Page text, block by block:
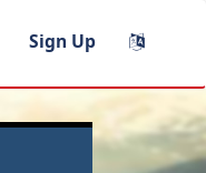
Sign Up